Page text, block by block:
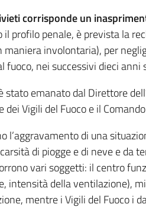
corrisponde un
il profilo penale, è prevista la
maniera involontaria), per
fuoco, nei successivi dieci
stato emanato dal Direttore
dei Vigili del Fuoco e il
l’aggravamento di una
di piogge e di neve e da
vari soggetti: il centro
intensità della ventilazione),
mentre i Vigili del Fuoco i